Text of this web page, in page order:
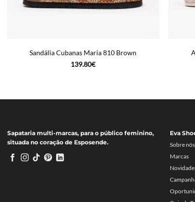
Sandália Cubanas Maria 810 Brown
139.80€
Sapataria multi-marcas, para o público feminino,
situada no coração de Esposende.
Eva
Sobre nós
Marcas